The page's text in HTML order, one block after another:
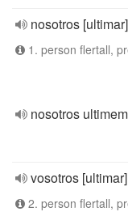
nosotros [ultimar]
1. person flertall,
nosotros
vosotros [ultimar]
2. person flertall,